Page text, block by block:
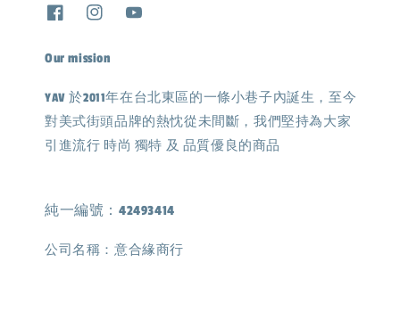
Our mission
YAV 於2011年在台北東區的一條小巷子內誕生，至今
對美式街頭品牌的熱忱從未間斷，我們堅持為大家
引進流行 時尚 獨特 及 品質優良的商品
純一編號：42493414
公司名稱：意合緣商行